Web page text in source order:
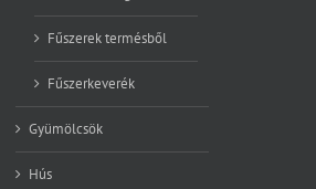
Fűszerek termésből
Fűszerkeverék
Gyümölcsök
Hús